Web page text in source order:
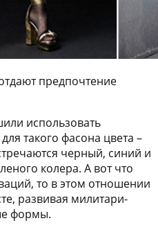
предпочтение
использовать
такого фасона цвета –
черный, синий и
колера. А вот что
то в этом отношении
развивая милитари-
формы.